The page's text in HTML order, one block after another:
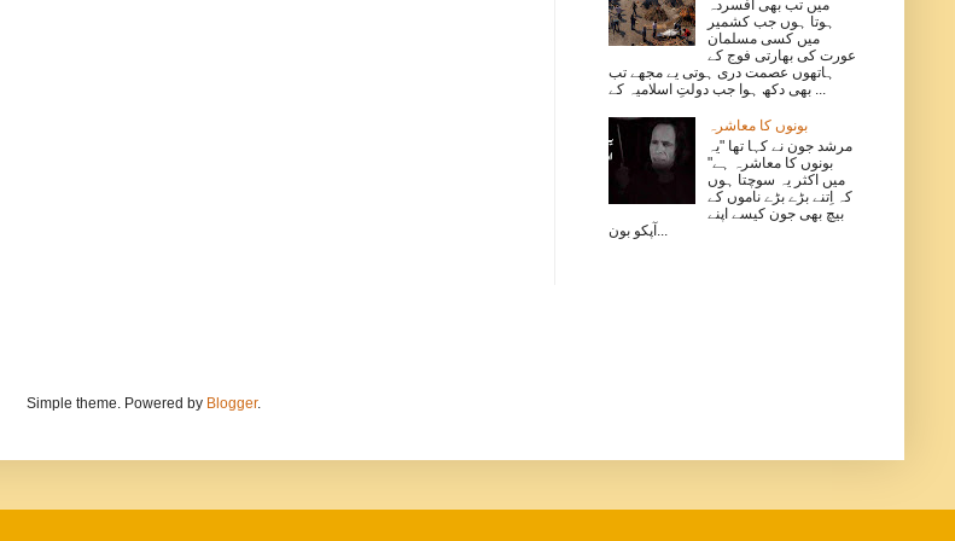
‏میں تب بھی افسردہ
ہوتا ہوں جب کشمیر
میں کسی مسلمان
عورت کی بھارتی فوج کے
ہاتھوں عصمت دری ہوتی یے مجھے تب
بونوں کا معاشرہ
مرشد جون نے کہا تھا "یہ
بونوں کا معاشرہ ہے"
میں اکثر یہ سوچتا ہوں
کہ اِتنے بڑے بڑے ناموں کے
بیچ بھی جون کیسے اپنے
Simple theme. Powered by Blogger.